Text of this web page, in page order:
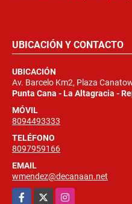
UBICACIÓN Y CONTACTO
UBICACIÓN
Av. Barcelo Km2, Plaza
Punta Cana - La Altagracia -
MÓVIL
8094493333
TELÉFONO
8097959166
EMAIL
wmendez@decanaan.net
Facebook
Instagram